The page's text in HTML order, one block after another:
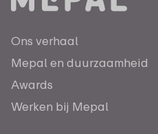
Ons verhaal
Mepal en duurzaamheid
Awards
Werken bij Mepal